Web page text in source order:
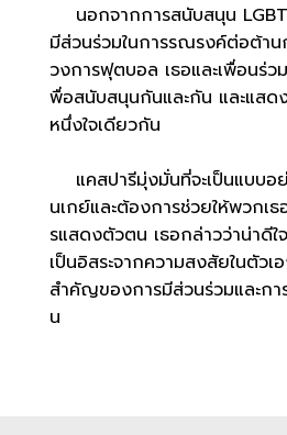
นอกจากการสนับสนุน
มีส่วนร่วมในการรณรงค์ต่อต้าน
วงการฟุตบอล เธอและเพื่อนร่
พื่อสนับสนุนกันและกัน และแสด
หนึ่งใจเดียวกัน
แคสปารีมุ่งมั่นที่จะเป็นแบบอ
นเกย์และต้องการช่วยให้พวกเ
รแสดงตัวตน เธอกล่าวว่าน่าดีใ
เป็นอิสระจากความสงสัยในตัวเ
สำคัญของการมีส่วนร่วมและก
น